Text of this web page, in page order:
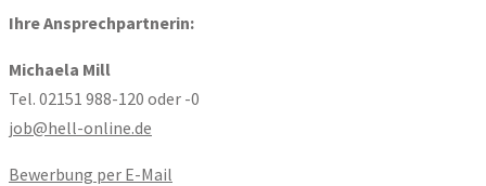
Ihre Ansprechpartnerin:
Michaela Mill
Tel. 02151 988-120 oder -0
job@hell-online.de
Bewerbung per E-Mail